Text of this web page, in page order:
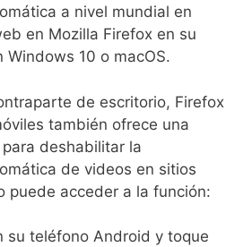
a nivel mundial en
en Mozilla Firefox en su
Windows 10 o macOS.
de escritorio, Firefox
también ofrece una
deshabilitar la
de videos en sitios
puede acceder a la función:
su teléfono Android y toque